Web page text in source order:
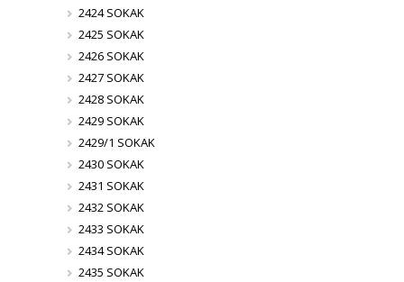
2424 SOKAK
2425 SOKAK
2426 SOKAK
2427 SOKAK
2428 SOKAK
2429 SOKAK
2429/1 SOKAK
2430 SOKAK
2431 SOKAK
2432 SOKAK
2433 SOKAK
2434 SOKAK
2435 SOKAK